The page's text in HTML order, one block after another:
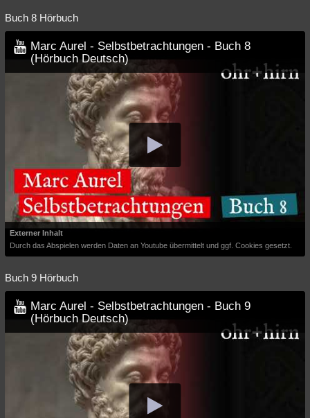
Buch 8 Hörbuch
Marc Aurel - Selbstbetrachtungen - Buch 8
(Hörbuch Deutsch)
Externer Inhalt
Durch das Abspielen werden Daten an Youtube übermittelt und ggf. Cookies gesetzt.
Buch 9 Hörbuch
Marc Aurel - Selbstbetrachtungen - Buch 9
(Hörbuch Deutsch)